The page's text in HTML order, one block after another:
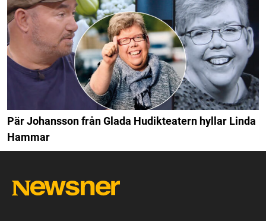
Pär Johansson från Glada Hudikteatern hyllar Linda
Hammar